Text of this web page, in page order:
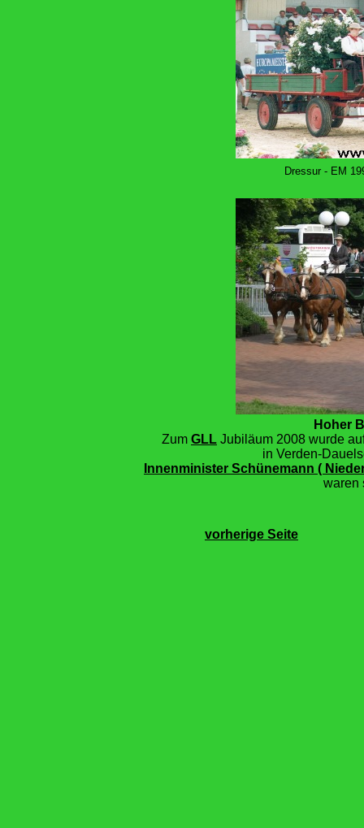
Dressur - EM
Hoher
Zum GLL Jubiläum 2008 wurde
in Verden-
Innenminister Schünemann (
waren
vorherige Seite